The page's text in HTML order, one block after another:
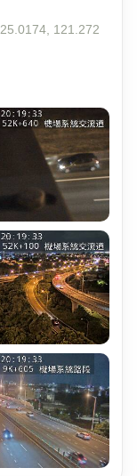
25.0174, 121.272